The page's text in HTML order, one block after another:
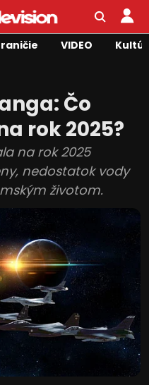
VIDEO
Čo
rok 2025?
na rok 2025
nedostatok vody
životom.